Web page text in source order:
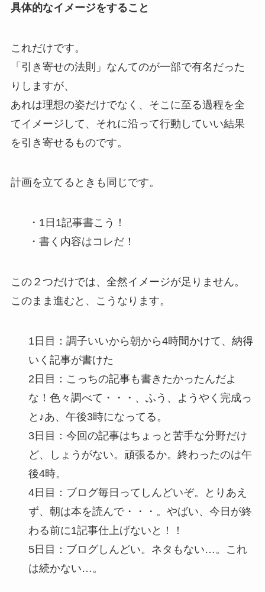
具体的なイメージをすること
これだけです。
「引き寄せの法則」なんてのが一部で有名だった
りしますが、
あれは理想の姿だけでなく、そこに至る過程を全
てイメージして、それに沿って行動していい結果
を引き寄せるものです。
計画を立てるときも同じです。
・1日1記事書こう！
・書く内容はコレだ！
この２つだけでは、全然イメージが足りません。
このまま進むと、こうなります。
1日目：調子いいから朝から4時間かけて、納得
いく記事が書けた
2日目：こっちの記事も書きたかったんだよ
な！色々調べて・・・、ふう、ようやく完成っ
と♪あ、午後3時になってる。
3日目：今回の記事はちょっと苦手な分野だけ
ど、しょうがない。頑張るか。終わったのは午
後4時。
4日目：ブログ毎日ってしんどいぞ。とりあえ
ず、朝は本を読んで・・・。やばい、今日が終
わる前に1記事仕上げないと！！
5日目：ブログしんどい。ネタもない…。これ
は続かない…。